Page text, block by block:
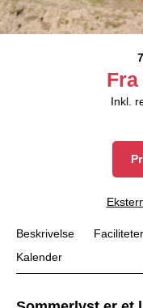
Fra
Inkl.
Beskrivelse Faciliteter
Kalender